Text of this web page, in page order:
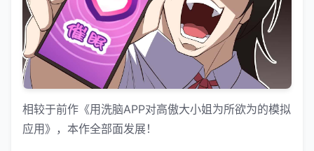
相较于前作《用洗脑APP对高傲大小姐为所欲为的模拟
应用》，本作全部面发展！